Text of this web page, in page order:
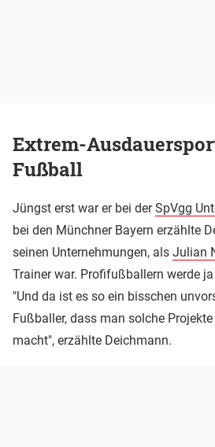
Extrem-
Fußball
Jüngst erst war er bei derSpVgg
bei den Münchner Bayern erzählte
seinen Unternehmungen, als Julian
Trainer war. Profifußballern werde
"Und da ist es so ein bisschen
Fußballer, dass man solche
macht", erzählte Deichmann.